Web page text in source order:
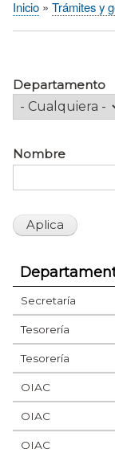
Sobrescribir
ayuda
la
Inicio Trámites y
Departamento
Nombre
Secretaría
Tesorería
Tesorería
OIAC
OIAC
OIAC